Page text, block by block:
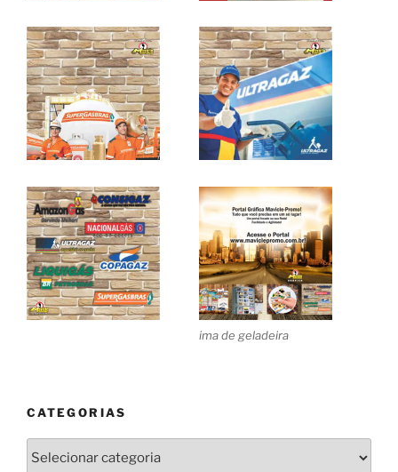
ima de geladeira
CATEGORIAS
Categorias